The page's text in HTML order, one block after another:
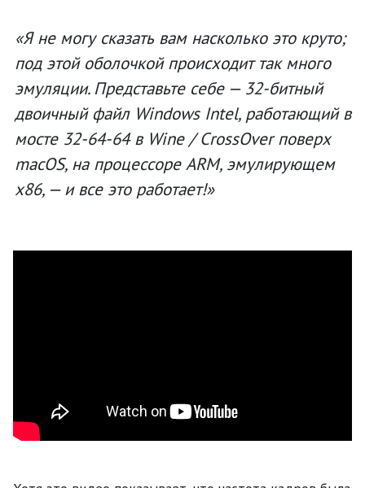
«Я не могу сказать вам насколько это круто;
под этой оболочкой происходит так много
эмуляции. Представьте себе — 32-битный
двоичный файл Windows Intel, работающий в
мосте 32-64-64 в Wine / CrossOver поверх
macOS, на процессоре ARM, эмулирующем
x86, — и все это работает!»